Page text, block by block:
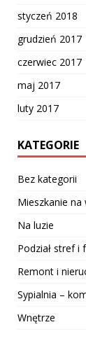
styczeń 2018
grudzień 2017
czerwiec 2017
maj 2017
luty 2017
KATEGORIE
Bez kategorii
Mieszkanie na
Na luzie
Podział stref i
Remont i
Sypialnia –
Wnętrze